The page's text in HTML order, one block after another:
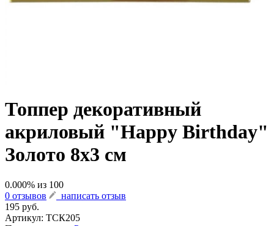
Топпер декоративный
акриловый "Happy Birthday"
Золото 8х3 см
0.000% из 100
0 отзывов
написать отзыв
195 руб.
Артикул: ТСК205